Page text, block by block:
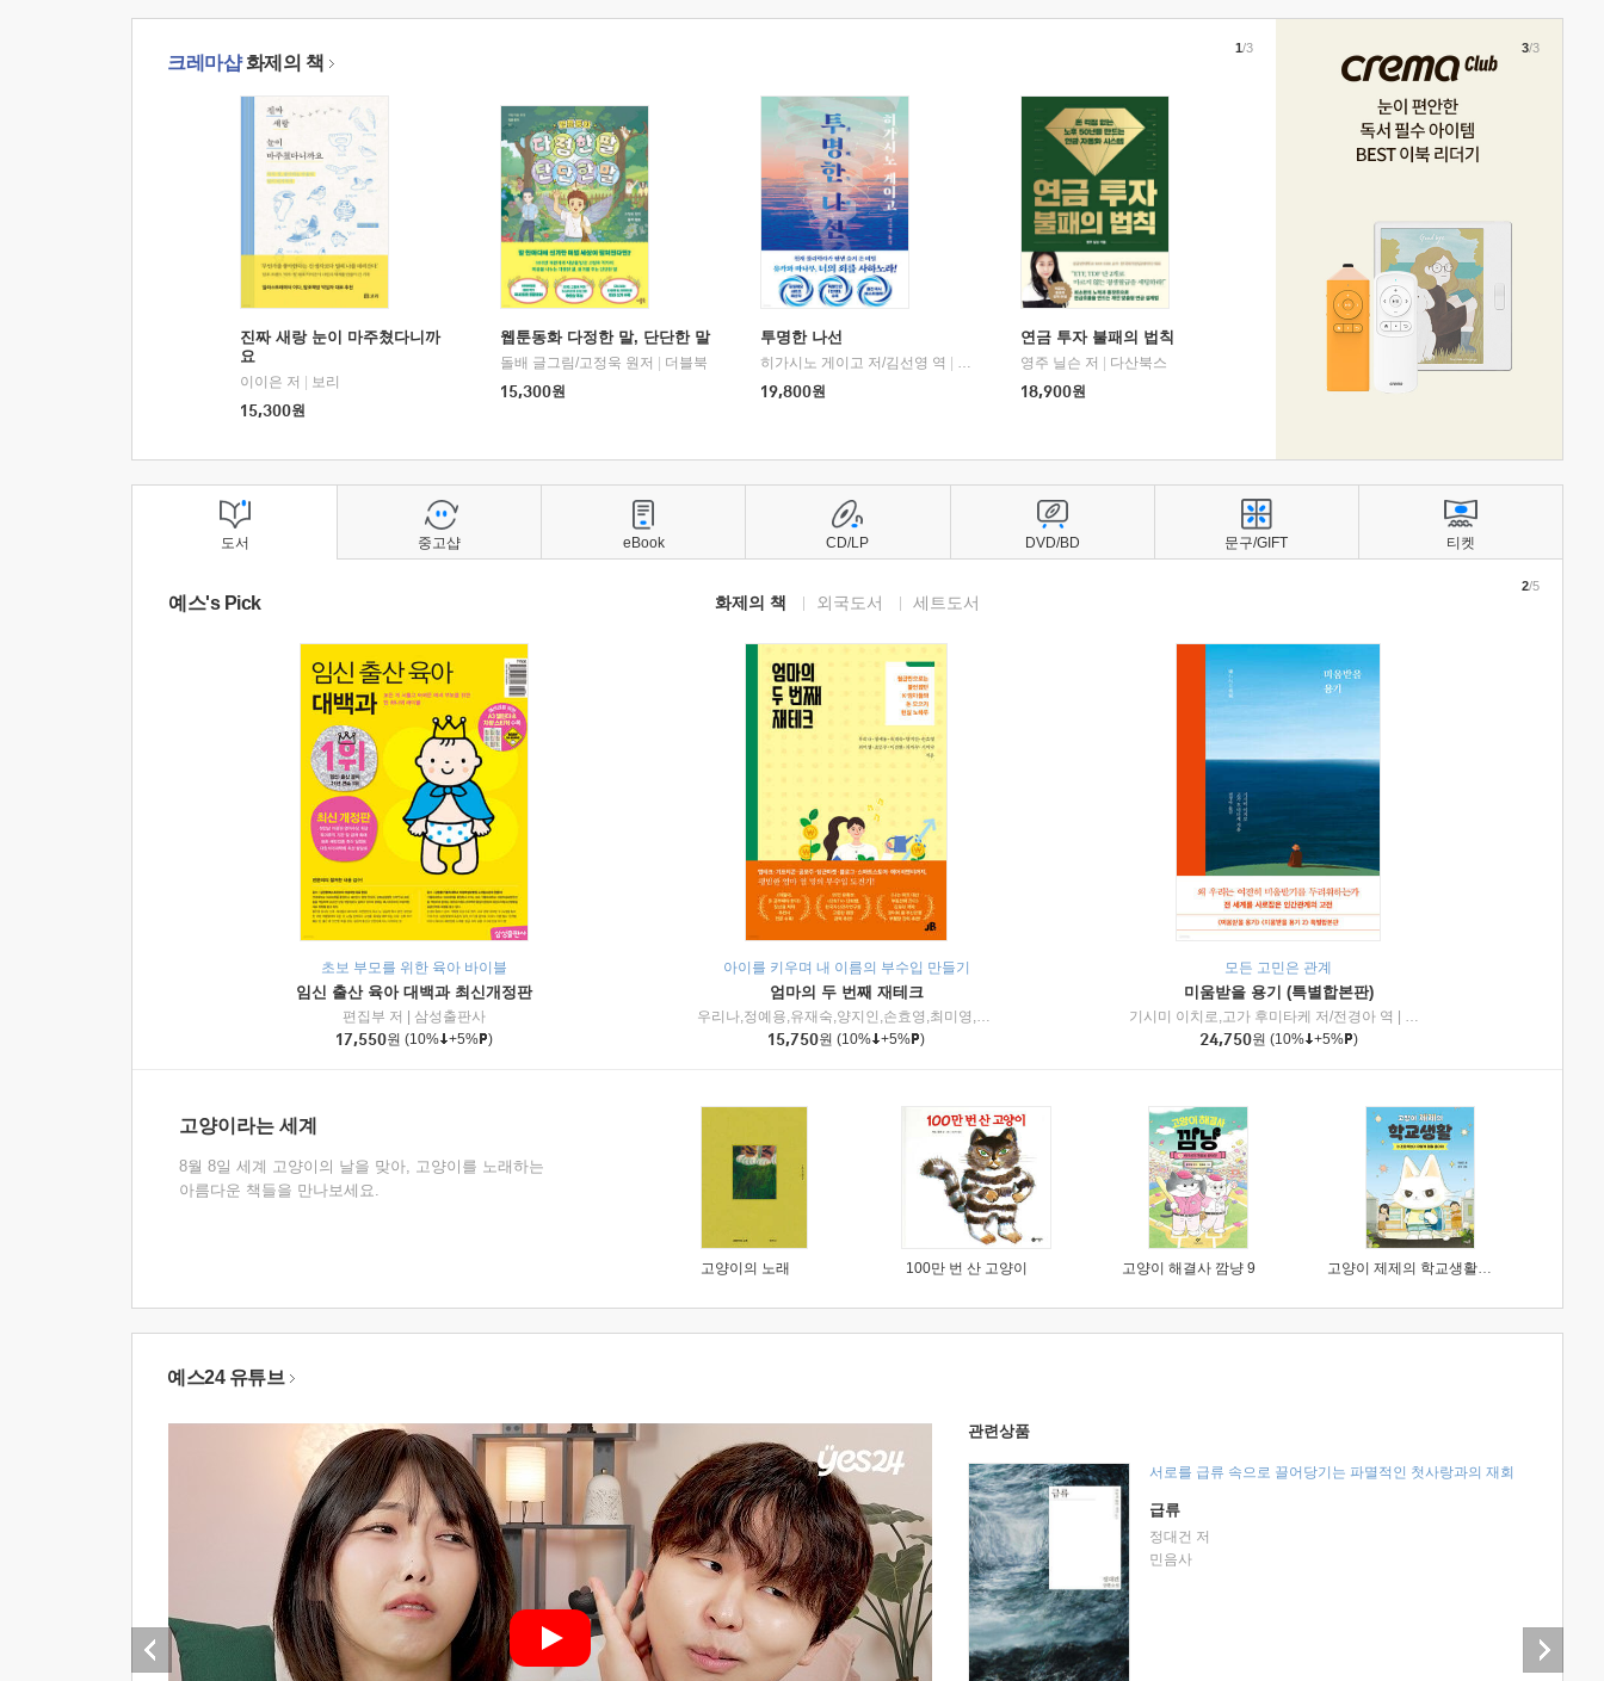
크레마샵화제의 책
진짜 새랑 눈이 마주쳤다니까
요
이이은 저
보리
15,300원
웹툰동화 다정한 말, 단단한 말
돌배 글그림/고정욱 원저
더블북
15,300원
투명한 나선
히가시노 게이고 저/김선영 역
북다
19,800원
연금 투자 불패의 법칙
영주 닐슨 저
다산북스
18,900원
1/3 3/3
도서
예스's Pick 화제의 책 외국도서 세트도서
초보 부모를 위한 육아 바이블
임신 출산 육아 대백과 최신개정판
편집부 저
삼성출판사
17,550원 (10% +5% )
아이를 키우며 내 이름의 부수입 만들기
엄마의 두 번째 재테크
우리나,정예용,유재숙,양지인,손효영,최미영,조민주,이진현,차미숙,서미숙 저 | 제이브리즈북스
15,750원 (10% +5% )
모든 고민은 관계
미움받을 용기 (특별합본판)
기시미 이치로,고가 후미타케 저/전경아 역
인플루엔셜
24,750원 (10% +5% )
2/5
고양이라는 세계
8월 8일 세계 고양이의 날을 맞아, 고양이를 노래하는
아름다운 책들을 만나보세요.
고양이의 노래 100만 번 산 고양이 고양이 해결사 깜냥 9 고양이 제제의 학교생활 1 : 초등학생이 이렇게 힘들 줄이야
중고샵 eBook CD/LP DVD/BD 문구/GIFT 티켓
예스24 유튜브
관련상품
서로를 급류 속으로 끌어당기는 파멸적인 첫사랑과의 재회
급류
정대건 저
민음사